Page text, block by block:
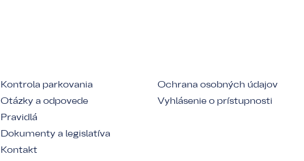
Kontrola parkovania
Otázky a odpovede
Pravidlá
Dokumenty a legislatíva
Kontakt
Ochrana osobných údajov
Vyhlásenie o prístupnosti